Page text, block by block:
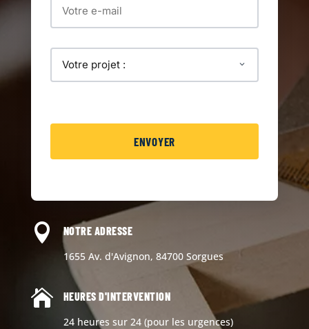

NOTRE ADRESSE
1655 Av. d'Avignon, 84700 Sorgues

HEURES D'INTERVENTION
24 heures sur 24 (pour les urgences)